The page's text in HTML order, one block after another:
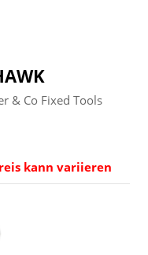
& Co Fixed Tools
kann variieren